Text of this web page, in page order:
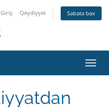
Giriş Qeydiyyat Səbətə bax
keçid